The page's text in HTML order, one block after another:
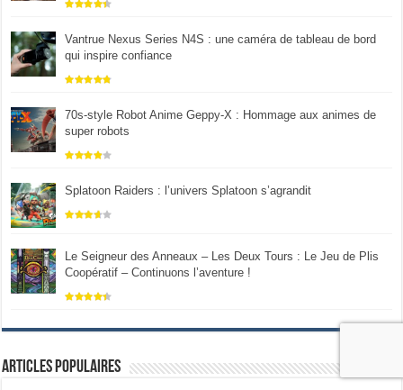
Vantrue Nexus Series N4S : une caméra de tableau de bord
qui inspire confiance
70s-style Robot Anime Geppy-X : Hommage aux animes de
super robots
Splatoon Raiders : l’univers Splatoon s’agrandit
Le Seigneur des Anneaux – Les Deux Tours : Le Jeu de Plis
Coopératif – Continuons l’aventure !
Articles populaires